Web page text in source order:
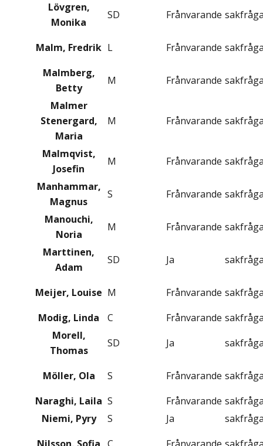
Lövgren,
Monika
SD Frånvarande
Malm, Fredrik L Frånvarande
Malmberg,
Betty
M Frånvarande
Malmer
Stenergard,
Maria
M Frånvarande
Malmqvist,
Josefin
M Frånvarande
Manhammar,
Magnus
S Frånvarande
Manouchi,
Noria
M Frånvarande
Marttinen,
Adam
SD Ja
Meijer, Louise M Frånvarande
Modig, Linda
C Frånvarande
Morell,
Thomas
SD Ja
Möller, Ola S Frånvarande
Naraghi, Laila S Frånvarande
Niemi, Pyry
S Ja